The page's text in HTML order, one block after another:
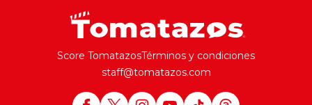
Score TomatazosTérminos y condiciones
staff@tomatazos.com